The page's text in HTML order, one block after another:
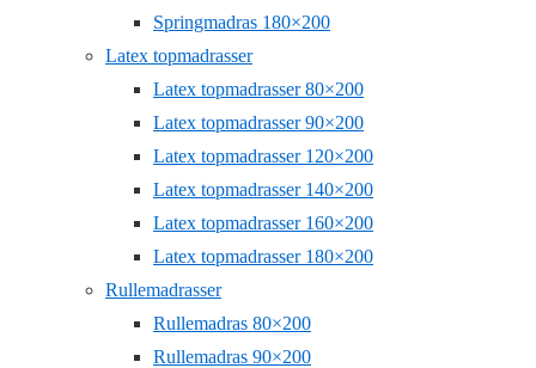
Springmadras 180×200
Latex topmadrasser
Latex topmadrasser 80×200
Latex topmadrasser 90×200
Latex topmadrasser 120×200
Latex topmadrasser 140×200
Latex topmadrasser 160×200
Latex topmadrasser 180×200
Rullemadrasser
Rullemadras 80×200
Rullemadras 90×200